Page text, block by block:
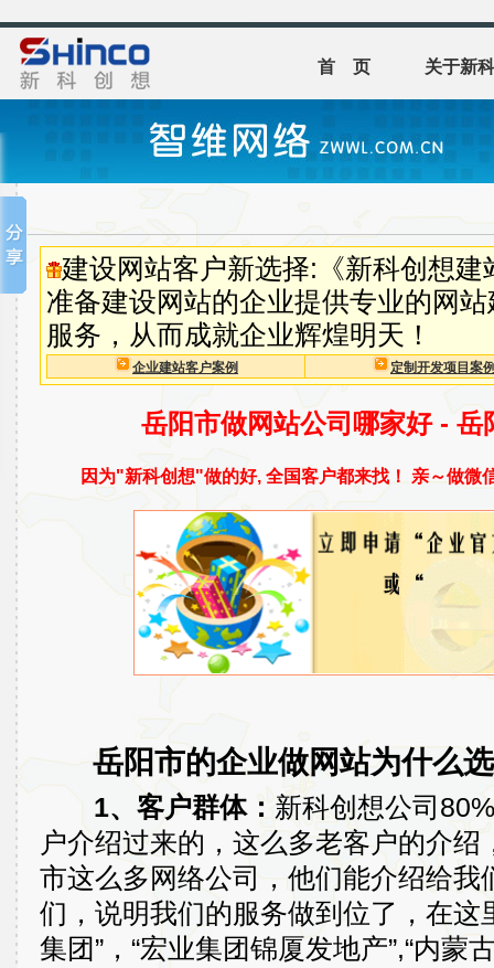
首 页 关于新
建设网站客户新选择:《新科创想
准备建设网站的企业提供专业的网
服务，从而成就企业辉煌明天！
企业建站客户案例 定制开发项目案
岳阳市做网站公司哪家好 - 岳
因为"新科创想"做的好, 全国客户都来找！ 亲～做微
岳阳市的企业做网站为什么选
1、客户群体： 新科创想公司
户介绍过来的，这么多老客户的介
市这么多网络公司，他们能介绍给我
们，说明我们的服务做到位了，在这
集团”，“宏业集团锦厦发地产”,“内蒙